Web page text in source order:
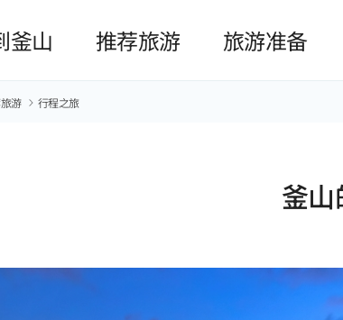
釜山 推荐旅游 旅游准备
游 行程之旅
釜